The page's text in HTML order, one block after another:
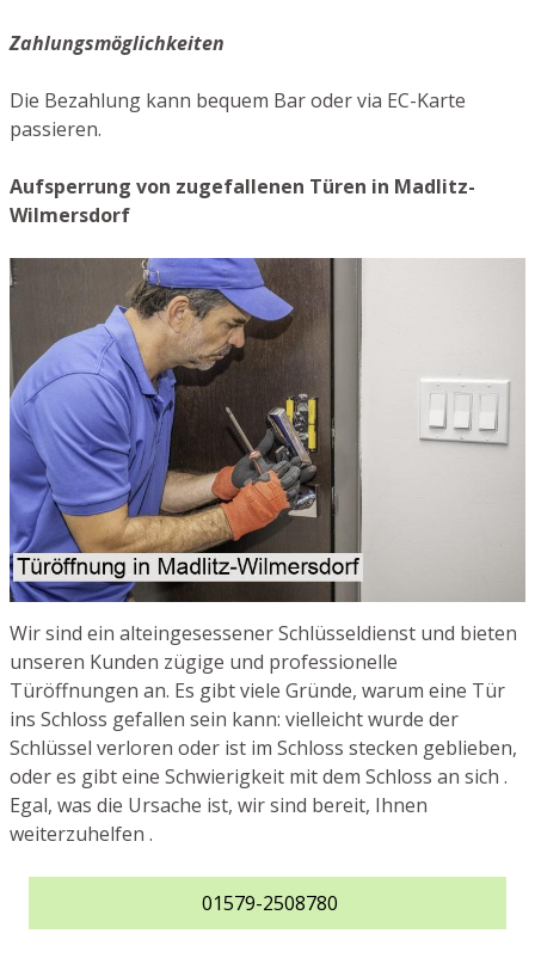
Zahlungsmöglichkeiten
Die Bezahlung kann bequem Bar oder via EC-Karte
passieren.
Aufsperrung von zugefallenen Türen in Madlitz-
Wilmersdorf
Wir sind ein alteingesessener Schlüsseldienst und bieten
unseren Kunden zügige und professionelle
Türöffnungen an. Es gibt viele Gründe, warum eine Tür
ins Schloss gefallen sein kann: vielleicht wurde der
Schlüssel verloren oder ist im Schloss stecken geblieben,
oder es gibt eine Schwierigkeit mit dem Schloss an sich .
Egal, was die Ursache ist, wir sind bereit, Ihnen
weiterzuhelfen .
01579-2508780